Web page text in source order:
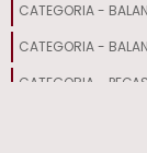
CATEGORIA -
CATEGORIA -
CATEGORIA -